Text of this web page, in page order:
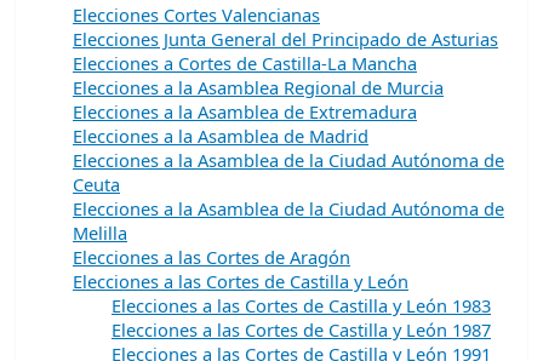
Elecciones Cortes Valencianas
Elecciones Junta General del Principado de Asturias
Elecciones a Cortes de Castilla-La Mancha
Elecciones a la Asamblea Regional de Murcia
Elecciones a la Asamblea de Extremadura
Elecciones a la Asamblea de Madrid
Elecciones a la Asamblea de la Ciudad Autónoma de
Ceuta
Elecciones a la Asamblea de la Ciudad Autónoma de
Melilla
Elecciones a las Cortes de Aragón
Elecciones a las Cortes de Castilla y León
Elecciones a las Cortes de Castilla y León 1983
Elecciones a las Cortes de Castilla y León 1987
Elecciones a las Cortes de Castilla y León 1991